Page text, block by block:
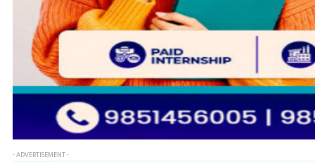
- ADVERTISEMENT -